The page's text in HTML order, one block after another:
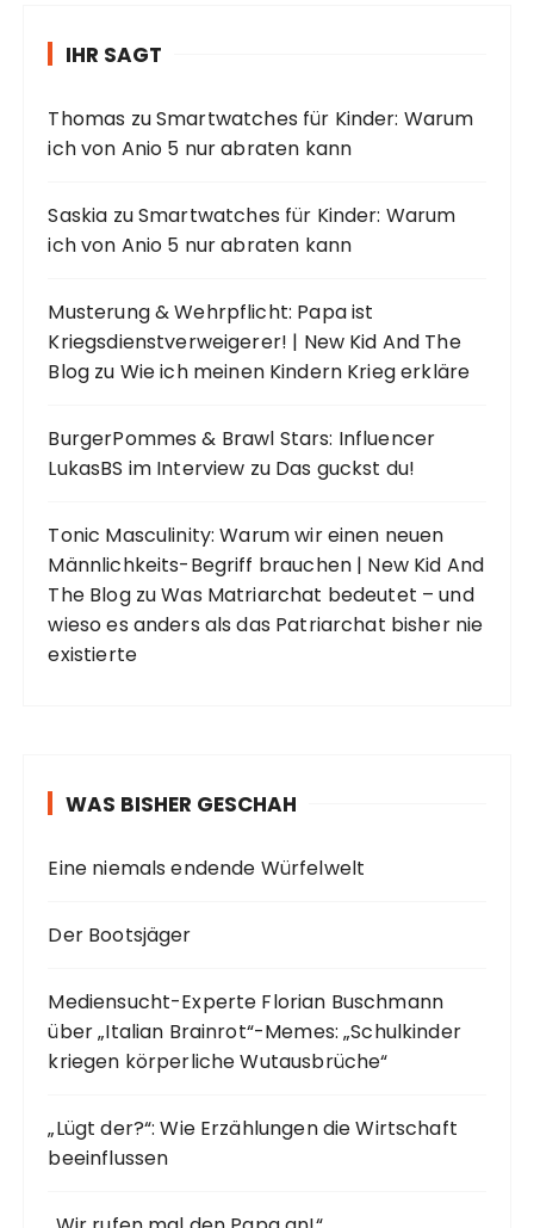
IHR SAGT
Thomas zuSmartwatches für Kinder: Warum
ich von Anio 5 nur abraten kann
Saskia zuSmartwatches für Kinder: Warum
ich von Anio 5 nur abraten kann
Musterung & Wehrpflicht: Papa ist
Kriegsdienstverweigerer! | New Kid And The
Blog zu Wie ich meinen Kindern Krieg erkläre
BurgerPommes & Brawl Stars: Influencer
LukasBS im Interview zu Das guckst du!
Tonic Masculinity: Warum wir einen neuen
Männlichkeits-Begriff brauchen | New Kid And
The BlogzuWas Matriarchat bedeutet – und
wieso es anders als das Patriarchat bisher nie
existierte
WAS BISHER GESCHAH
Eine niemals endende Würfelwelt
Der Bootsjäger
Mediensucht-Experte Florian Buschmann
über „Italian Brainrot“-Memes: „Schulkinder
kriegen körperliche Wutausbrüche“
„Lügt der?“: Wie Erzählungen die Wirtschaft
beeinflussen